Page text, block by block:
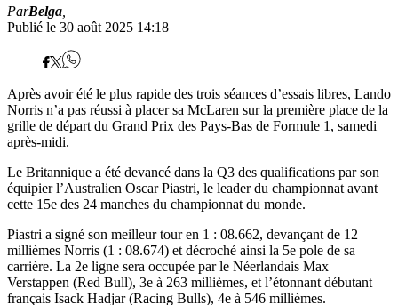
ParBelga
Publié le 30 août 2025 14:18
Après avoir été le plus rapide des trois séances d’essais libres, Lando
Norris n’a pas réussi à placer sa McLaren sur la première place de la
grille de départ du Grand Prix des Pays-Bas de Formule 1, samedi
après-midi.
Le Britannique a été devancé dans la Q3 des qualifications par son
équipier l’Australien Oscar Piastri, le leader du championnat avant
cette 15e des 24 manches du championnat du monde.
Piastri a signé son meilleur tour en 1 : 08.662, devançant de 12
millièmes Norris (1 : 08.674) et décroché ainsi la 5e pole de sa
carrière. La 2e ligne sera occupée par le Néerlandais Max
Verstappen (Red Bull), 3e à 263 millièmes, et l’étonnant débutant
français Isack Hadjar (Racing Bulls), 4e à 546 millièmes.